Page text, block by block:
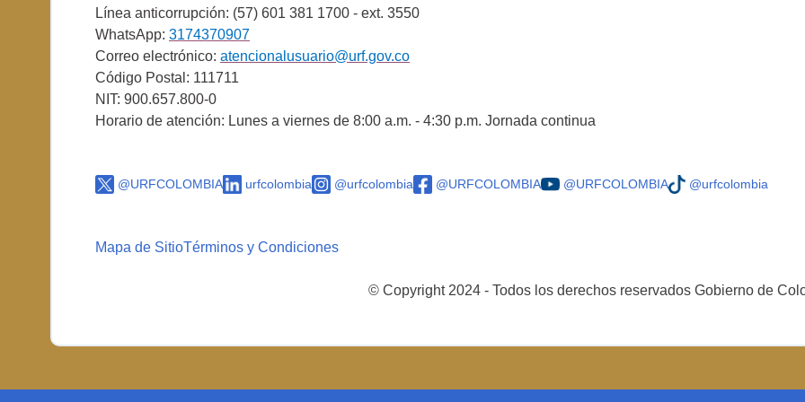
Línea anticorrupción: (57) 601 381 1700 - ext. 3550
WhatsApp: 3174370907
Correo electrónico: atencionalusuario@urf.gov.co
Código Postal: 111711
NIT: 900.657.800-0
Horario de atención: Lunes a viernes de 8:00 a.m. - 4:30 p.m. Jornada continua
@URFCOLOMBIA urfcolombia @urfcolombia @URFCOLOMBIA @URFCOLOMBIA @urfcolombia
Mapa de SitioTérminos y Condiciones
© Copyright 2024 - Todos los derechos reservados Gobierno de